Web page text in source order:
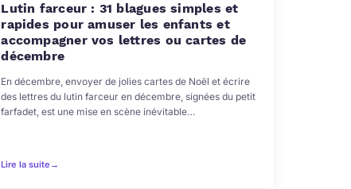
Lutin farceur : 31 blagues simples et
rapides pour amuser les enfants et
accompagner vos lettres ou cartes de
décembre
En décembre, envoyer de jolies cartes de Noël et écrire
des lettres du lutin farceur en décembre, signées du petit
farfadet, est une mise en scène inévitable…
Lire la suite →